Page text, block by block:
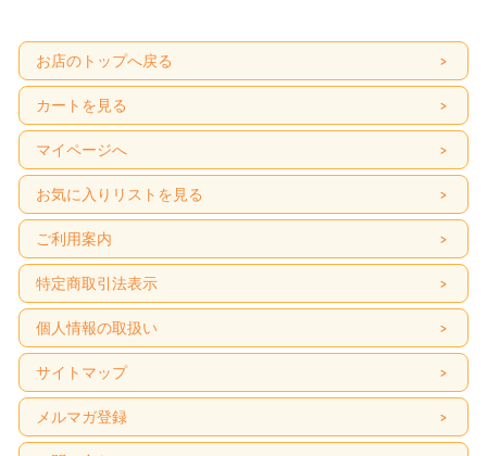
お店のトップへ戻る
カートを見る
マイページへ
お気に入りリストを見る
ご利用案内
特定商取引法表示
個人情報の取扱い
サイトマップ
メルマガ登録